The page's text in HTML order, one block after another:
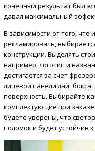
конечный результат был
давал максимальный
В зависимости от того,
рекламировать,
конструкции. Выделять
например, логотип и
достигается за счет
лицевой панели
поверхность. Выбирайте
комплектующие при заказе
будете уверены, что
поломок и будет устойчив